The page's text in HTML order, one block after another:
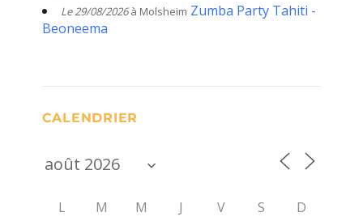
Le 29/08/2026à Molsheim Zumba Party Tahiti -
Beoneema
CALENDRIER
L M M J V S D